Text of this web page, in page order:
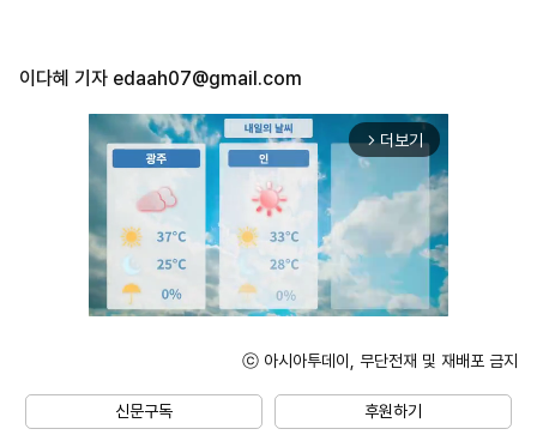
이다혜 기자 edaah07@gmail.com
arrow_forward_ios 더보기
ⓒ 아시아투데이, 무단전재 및 재배포 금지
신문구독 후원하기